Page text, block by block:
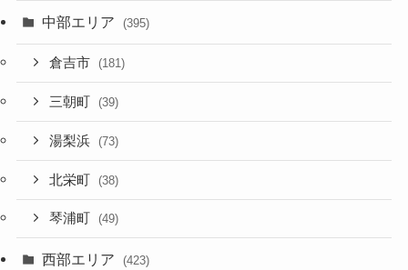
中部エリア (395)
倉吉市 (181)
三朝町 (39)
湯梨浜 (73)
北栄町 (38)
琴浦町 (49)
西部エリア (423)